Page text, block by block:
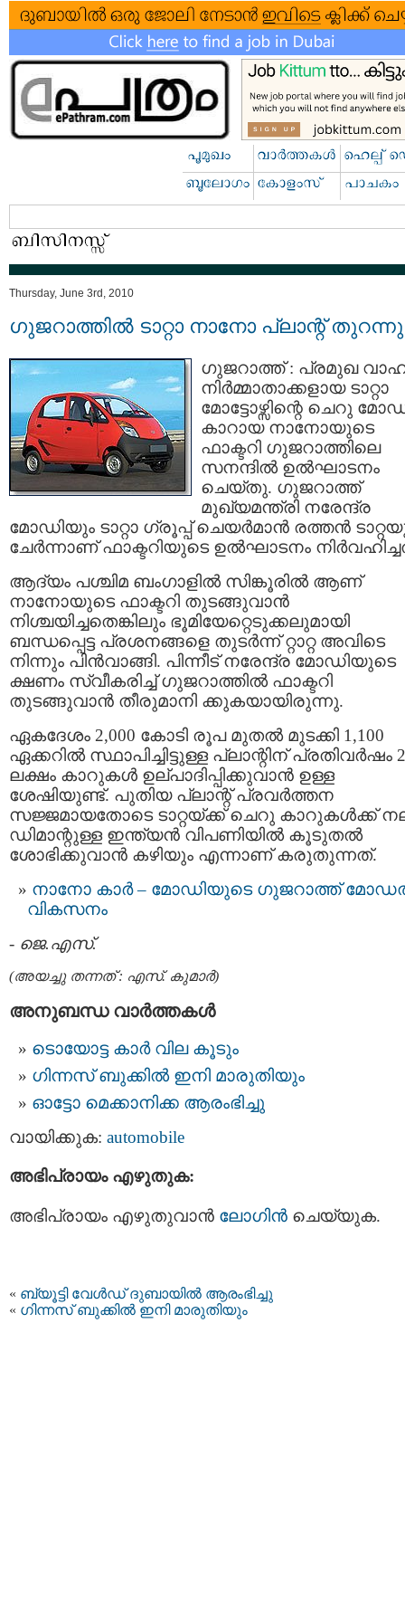
Thursday, June 3rd, 2010
ഗുജറാത്തില്‍ ടാറ്റാ നാനോ പ്ലാന്റ് തുറന്നു
ഗുജറാത്ത്‌ : പ്രമുഖ
നിര്‍മ്മാതാക്കളായ ടാറ്റാ
മോട്ടോഴ്സിന്റെ ചെറു
കാറായ നാനോയുടെ
ഫാക്ടറി ഗുജറാത്തിലെ
സനന്ദില്‍ ഉല്‍ഘാടനം
ചെയ്തു. ഗുജറാത്ത്
മുഖ്യമന്ത്രി നരേന്ദ്ര
മോഡിയും ടാറ്റാ ഗ്രൂപ്പ് ചെയര്‍മാന്‍ രത്തന്‍
ചേര്‍ന്നാണ് ഫാക്ടറിയുടെ ഉല്‍ഘാടനം
ആദ്യം പശ്ചിമ ബംഗാളില്‍ സിങ്കൂരില്‍ ആണ്
നാനോയുടെ ഫാക്ടറി തുടങ്ങുവാന്‍
നിശ്ചയിച്ചതെങ്കിലും ഭൂമിയേറ്റെടുക്കലുമായി
ബന്ധപ്പെട്ട പ്രശനങ്ങളെ തുടര്‍ന്ന് റ്റാറ്റ അവിടെ
നിന്നും പിന്‍‌വാങ്ങി. പിന്നീട് നരേന്ദ്ര മോഡിയുടെ
ക്ഷണം സ്വീകരിച്ച് ഗുജറാത്തില്‍ ഫാക്ടറി
തുടങ്ങുവാന്‍ തീരുമാനി ക്കുകയായിരുന്നു.
ഏകദേശം 2,000 കോടി രൂപ മുതല്‍ മുടക്കി 1,100
ഏക്കറില്‍ സ്ഥാപിച്ചിട്ടുള്ള പ്ലാന്റിന് പ്രതിവര്‍ഷം
ലക്ഷം കാറുകള്‍ ഉല്പാദിപ്പിക്കുവാന്‍ ഉള്ള
ശേഷിയുണ്ട്. പുതിയ പ്ലാന്റ് പ്രവര്‍ത്തന
സജ്ജമായതോടെ ടാറ്റയ്ക്ക് ചെറു കാറുകള്‍ക്ക്
ഡിമാന്റുള്ള ഇന്ത്യന്‍ വിപണിയില്‍ കൂടുതല്‍
ശോഭിക്കുവാന്‍ കഴിയും എന്നാണ് കരുതുന്നത്.
നാനോ കാര്‍ – മോഡിയുടെ ഗുജറാത്ത്
വികസനം
- ജെ.എസ്.
(അയച്ചു തന്നത് : എസ്. കുമാര്‍)
അനുബന്ധ വാര്‍ത്തകള്‍
ടൊയോട്ട കാര്‍ വില കൂടും
ഗിന്നസ് ബുക്കില്‍ ഇനി മാരുതിയും
ഓട്ടോ മെക്കാനിക്ക ആരംഭിച്ചു
വായിക്കുക: automobile
അഭിപ്രായം എഴുതുക:
അഭിപ്രായം എഴുതുവാന്‍ ലോഗിന്‍ ചെയ്യുക.
« ബ്യൂട്ടി വേള്‍ഡ് ദുബായില്‍ ആരംഭിച്ചു
« ഗിന്നസ് ബുക്കില്‍ ഇനി മാരുതിയും